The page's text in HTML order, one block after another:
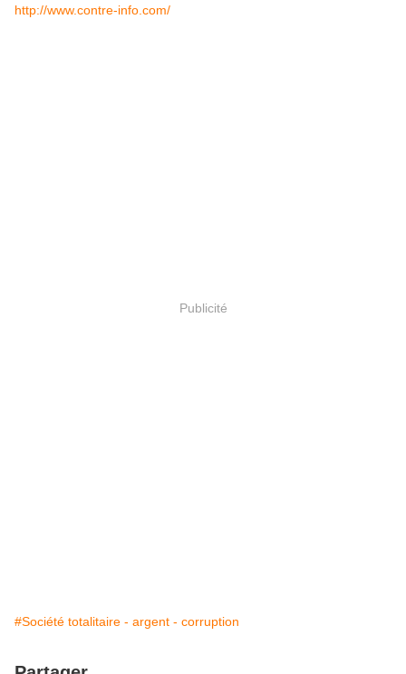
http://www.contre-info.com/
Publicité
#Société totalitaire - argent - corruption